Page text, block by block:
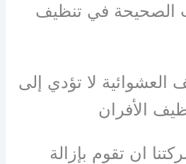
الصحيحة في تنظيف
العشوائية لا تؤدي إلى
الأفران
ان تقوم بإزالة